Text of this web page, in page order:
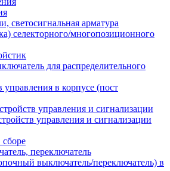
светосигнальная арматура
селекторного/многопозиционного
для распределительного
в корпусе (пост
управления и сигнализации
управления и сигнализации
переключатель
выключатель/переключатель) в